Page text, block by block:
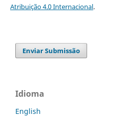
Atribuição 4.0 Internacional.
Enviar Submissão
Idioma
English